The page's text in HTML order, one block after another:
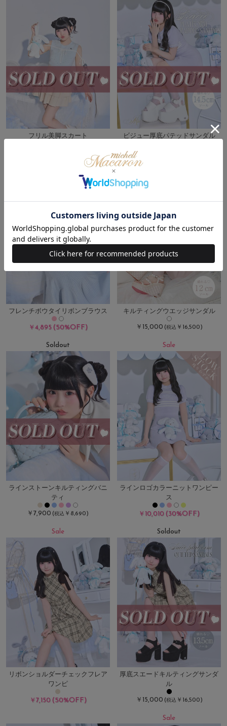
フリル美脚スカート ビジュー厚底パテッドサンダル
￥15,000
フレンチボウタイリボンブラウス
￥4,895 (50%OFF)
キルティングウエッジサンダル
￥15,000 (税込 ￥16,500)
Soldout
ラインストーンキルティングバニ
ティ
￥7,900 (税込 ￥8,690)
Sale
ラインロゴカラーニットワンピー
ス
￥10,010(30%OFF)
Sale
リボンショルダーチェックフレア
ワンピ
￥7,150(50%OFF)
Soldout
厚底スエードキルティングサンダ
ル
￥15,000 (税込 ￥16,500)
Sale